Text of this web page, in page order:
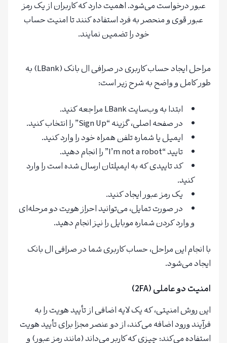
عبور درخواست می‌شود. اهمیت دارد که کاربران از یک رمز
عبور قوی و منحصر به فرد استفاده کنند تا امنیت حساب
خود را تضمین نمایند.
مراحل ایجاد حساب کاربری در صرافی ال بانک (LBank) به
طور کامل و واضح به شرح زیر است:
ابتدا به وب‌سایت LBank مراجعه کنید.
در صفحه اصلی، گزینه “Sign Up” را انتخاب کنید.
ایمیل یا شماره تلفن همراه خود را وارد کنید.
تایید “I’m not a robot” را انجام دهید.
کد تاییدی که به ایمیلتان ارسال شده است را وارد
کنید.
یک رمز عبور ایجاد کنید.
در صورت تمایل، می‌توانید احراز هویت دو مرحله‌ای
و وارد کردن شماره موبایل را نیز انجام دهید.
با انجام این مراحل، حساب کاربری شما در صرافی ال بانک
ایجاد می‌شود.
امنیت دو عاملی (2FA)
این روش امنیتی، که یک لایه اضافی از تأیید هویت را به
فرآیند ورود اضافه می‌کند، از دو عنصر مجزا برای تأیید هویت
استفاده می‌کند: چیزی که کاربر می‌داند (مانند رمز عبور) و